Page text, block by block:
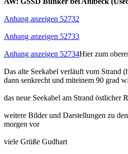
Anhang anzeigen 52732
Anhang anzeigen 52733
Anhang anzeigen 52734Hier zum
Das alte Seekabel verläuft vom Strand
dann senkrecht und miteinem 90 grad
das neue Seekabel am Strand östlicher
weitere Bilder und Darstellungen zu
morgen vor
viele Grüße Gudhart